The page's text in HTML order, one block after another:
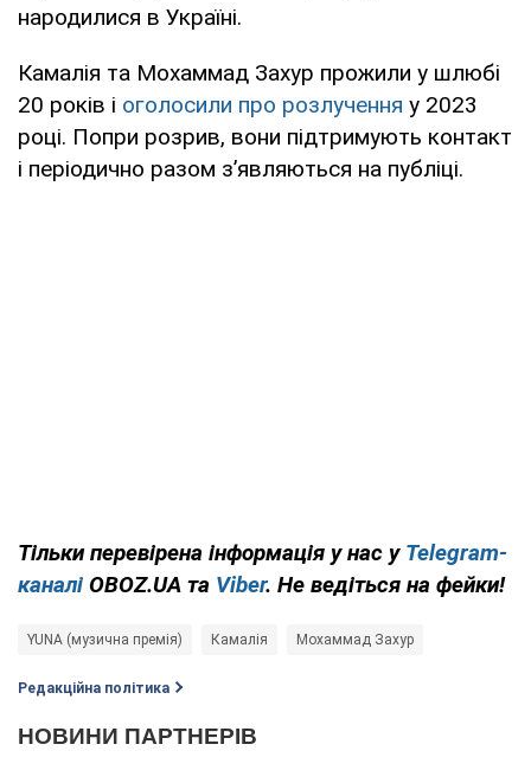
народилися в Україні.
Камалія та Мохаммад Захур прожили у шлюбі
20 років і оголосили про розлучення у 2023
році. Попри розрив, вони підтримують контакт
і періодично разом з’являються на публіці.
Тільки перевірена інформація у нас у Telegram-
каналі OBOZ.UA та Viber. Не ведіться на фейки!
YUNA (музична премія) Камалія Мохаммад Захур
Редакційна політика